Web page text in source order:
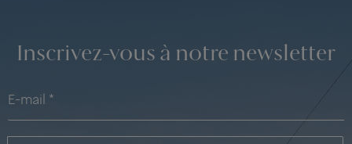
Inscrivez-vous à notre newsletter